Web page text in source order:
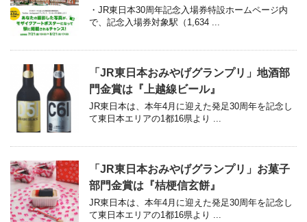
・JR東日本30周年記念入場券特設ホームページ内
で、記念入場券対象駅（1,634 ...
「JR東日本おみやげグランプリ」地酒部
門金賞は『上越線ビール』
JR東日本は、本年4月に迎えた発足30周年を記念し
て東日本エリアの1都16県より ...
「JR東日本おみやげグランプリ」お菓子
部門金賞は『桔梗信玄餅』
JR東日本は、本年4月に迎えた発足30周年を記念し
て東日本エリアの1都16県より ...